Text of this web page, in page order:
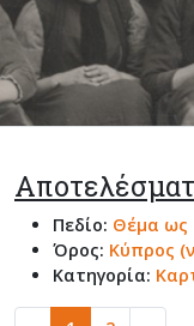
Πεδίο: Θέμα ως
Όρος: Κύπρος
Κατηγορία: